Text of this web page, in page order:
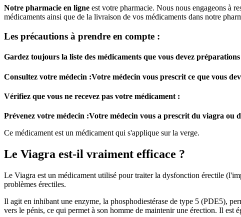
Notre pharmacie en ligne est votre pharmacie. Nous nous engageons à
médicaments ainsi que de la livraison de vos médicaments dans notre
Les précautions à prendre en compte :
Gardez toujours la liste des médicaments que vous devez préparations
Consultez votre médecin :Votre médecin vous prescrit ce que vous
Vérifiez que vous ne recevez pas votre médicament :
Prévenez votre médecin :Votre médecin vous a prescrit du viagra ou
Ce médicament est un médicament qui s'applique sur la verge.
Le Viagra est-il vraiment efficace ?
Le Viagra est un médicament utilisé pour traiter la dysfonction érectile
problèmes érectiles.
Il agit en inhibant une enzyme, la phosphodiestérase de type 5 (PDE5),
vers le pénis, ce qui permet à son homme de maintenir une érection. Il